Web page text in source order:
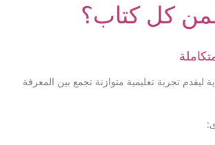
كل كتاب؟
ليقدم تجربة تعليمية متوازنة تجمع بين المعرفة